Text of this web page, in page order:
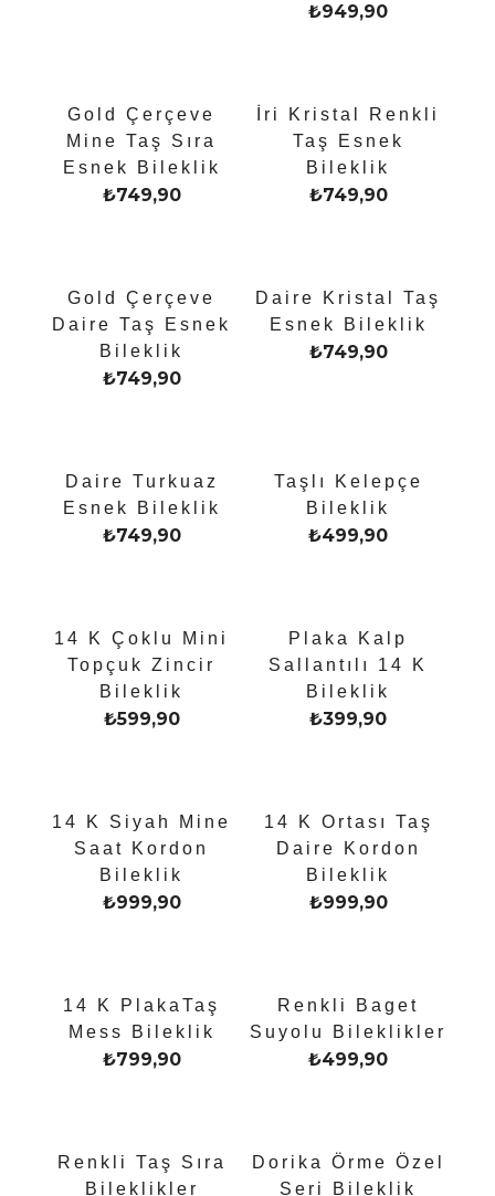
₺949,90
Gold Çerçeve
Mine Taş Sıra
Esnek Bileklik
₺749,90
İri Kristal Renkli
Taş Esnek
Bileklik
₺749,90
Gold Çerçeve
Daire Taş Esnek
Bileklik
₺749,90
Daire Kristal Taş
Esnek Bileklik
₺749,90
Daire Turkuaz
Esnek Bileklik
₺749,90
Taşlı Kelepçe
Bileklik
₺499,90
14 K Çoklu Mini
Topçuk Zincir
Bileklik
₺599,90
Plaka Kalp
Sallantılı 14 K
Bileklik
₺399,90
14 K Siyah Mine
Saat Kordon
Bileklik
₺999,90
14 K Ortası Taş
Daire Kordon
Bileklik
₺999,90
14 K PlakaTaş
Mess Bileklik
₺799,90
Renkli Baget
Suyolu Bileklikler
₺499,90
Renkli Taş Sıra
Bileklikler
Dorika Örme Özel
Seri Bileklik